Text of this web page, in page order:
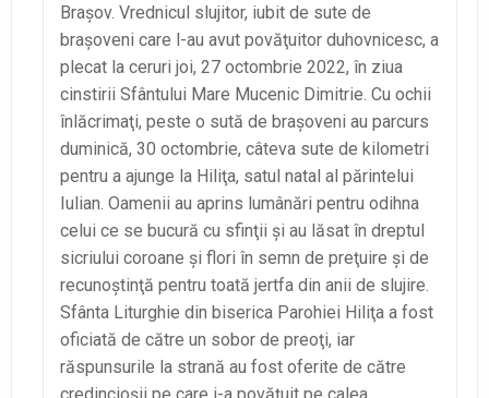
Braşov. Vrednicul slujitor, iubit de sute de
braşoveni care l-au avut povăţuitor duhovnicesc, a
plecat la ceruri joi, 27 octombrie 2022, în ziua
cinstirii Sfântului Mare Mucenic Dimitrie. Cu ochii
înlăcrimaţi, peste o sută de braşoveni au parcurs
duminică, 30 octombrie, câteva sute de kilometri
pentru a ajunge la Hiliţa, satul natal al părintelui
Iulian. Oamenii au aprins lumânări pentru odihna
celui ce se bucură cu sfinţii şi au lăsat în dreptul
sicriului coroane şi flori în semn de preţuire şi de
recunoştinţă pentru toată jertfa din anii de slujire.
Sfânta Liturghie din biserica Parohiei Hiliţa a fost
oficiată de către un sobor de preoţi, iar
răspunsurile la strană au fost oferite de către
credincioşii pe care i-a povăţuit pe calea